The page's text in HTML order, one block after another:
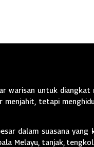
warisan untuk
tetapi
dalam suasana
Melayu, tanjak,